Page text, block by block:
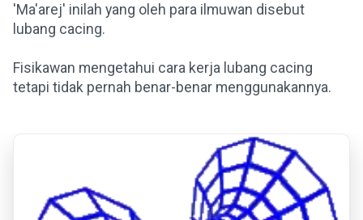
'Ma'arej' inilah yang oleh para ilmuwan disebut
lubang cacing.
Fisikawan mengetahui cara kerja lubang cacing
tetapi tidak pernah benar-benar menggunakannya.